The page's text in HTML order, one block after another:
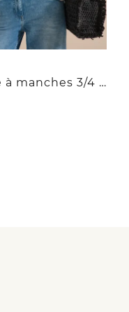
Tunique à manches 3/4 avec col fendu et imprimé